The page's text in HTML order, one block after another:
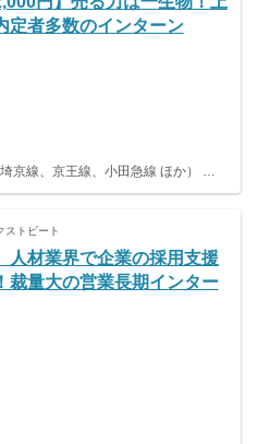
定者多数のインターン
新宿駅から徒歩7分（山手線、埼京線、京王線、小田急線 ほか） 都庁前駅から徒歩7分（都営大江戸線） 新宿三丁目駅から徒歩9分（丸ノ内線、副都心線、都営新宿線） 新宿西口駅から徒歩10分（都営大江戸線）
ストビート
人材業界で企業の採用支援
裁量大の営業長期インター